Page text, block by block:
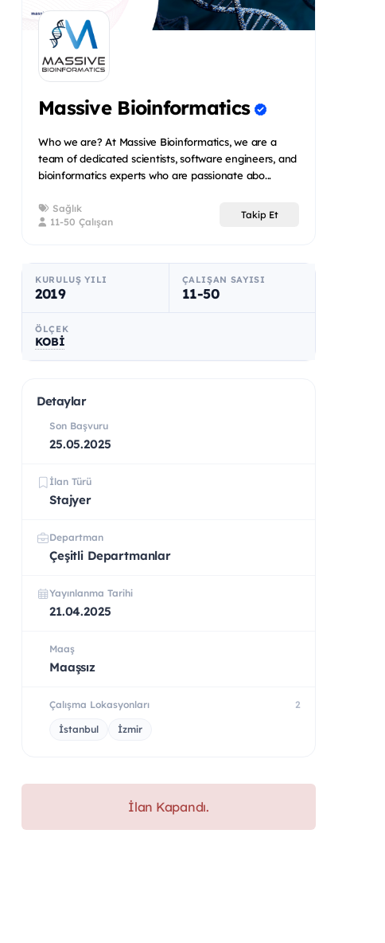
Massive Bioinformatics
Who we are? At Massive Bioinformatics, we are a
team of dedicated scientists, software engineers, and
bioinformatics experts who are passionate abo...
Sağlık
11-50 Çalışan
Takip Et
KURULUŞ YILI
2019
ÇALIŞAN SAYISI
11-50
ÖLÇEK
KOBİ
Detaylar
Son Başvuru
25.05.2025
İlan Türü
Stajyer
Departman
Çeşitli Departmanlar
Yayınlanma Tarihi
21.04.2025
Maaş
Maaşsız
Çalışma Lokasyonları 2
İstanbul İzmir
İlan Kapandı.